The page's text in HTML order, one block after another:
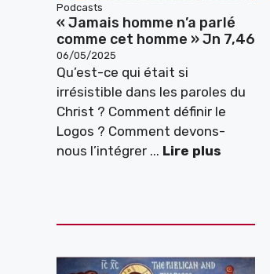
Podcasts
« Jamais homme n’a parlé
comme cet homme » Jn 7,46
06/05/2025
Qu’est-ce qui était si
irrésistible dans les paroles du
Christ ? Comment définir le
Logos ? Comment devons-
nous l’intégrer ... Lire plus